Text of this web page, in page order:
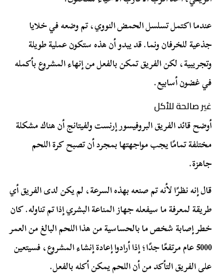
عندما اكتمل تسلسل الحمض النووي، تم وضعه في خلايا
جذعية للخرفان ونما. قد يبدو أن هذه ستكون عملية طويلة
وتجريبية، لكن الفريق تمكن بالفعل من إنهاء المشروع بأكمله
في غضون أسابيع.
غير صالحة للأكل
أوضح قائد الفريق البروفيسور إرنست ولفيتانج أن هناك مشكلة
مختلفة تمامًا يجب مواجهتها بمجرد أن تصبح كرة اللحم
جاهزة.
قال إنه نظرًا لأنه تم صنعه بهذه السرعة، لم يكن لدى الفريق أي
طريقة لمعرفة ما سيفعله جهاز المناعة البشري إذا تم تناوله. كان
خطر إصابة شخص ما بالحساسية من هذا اللحم البالغ من العمر
5000 عام مرتفعًا جدًا؛ إذا أرادوا إعادة إنشاء المشروع، فسيتعين
على الفريق التأكد من أن اللحم يمكن أكله بالفعل.